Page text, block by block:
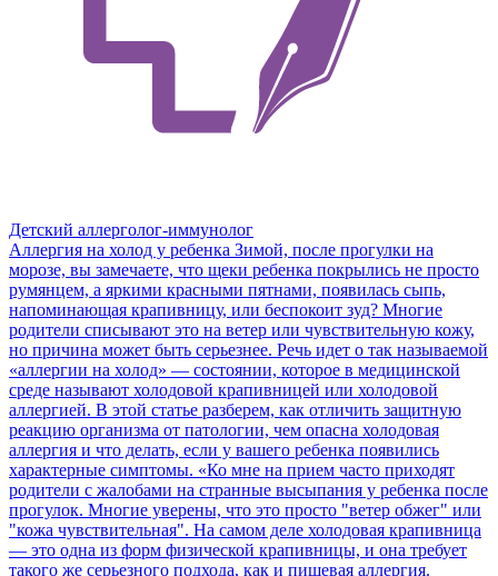
Детский аллерголог-иммунолог
Аллергия на холод у ребенка Зимой, после прогулки на
морозе, вы замечаете, что щеки ребенка покрылись не просто
румянцем, а яркими красными пятнами, появилась сыпь,
напоминающая крапивницу, или беспокоит зуд? Многие
родители списывают это на ветер или чувствительную кожу,
но причина может быть серьезнее. Речь идет о так называемой
«аллергии на холод» — состоянии, которое в медицинской
среде называют холодовой крапивницей или холодовой
аллергией. В этой статье разберем, как отличить защитную
реакцию организма от патологии, чем опасна холодовая
аллергия и что делать, если у вашего ребенка появились
характерные симптомы. «Ко мне на прием часто приходят
родители с жалобами на странные высыпания у ребенка после
прогулок. Многие уверены, что это просто "ветер обжег" или
"кожа чувствительная". На самом деле холодовая крапивница
— это одна из форм физической крапивницы, и она требует
такого же серьезного подхода, как и пищевая аллергия.